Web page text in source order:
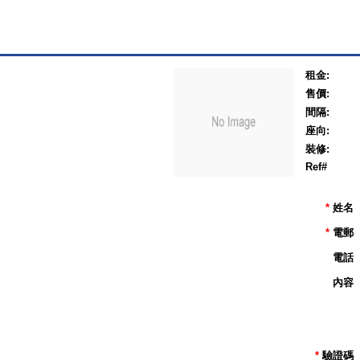
租金:
售價:
間隔:
座向:
裝修:
Ref#
* 姓名
* 電郵
電話
內容
* 驗證碼